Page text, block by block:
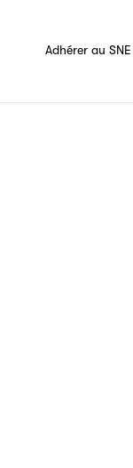
Adhérer au SNE